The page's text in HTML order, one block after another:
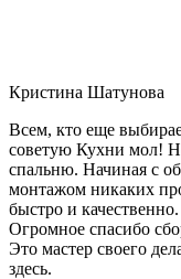
Кристина Шатунова
Всем, кто еще
советую Кухни мол!
спальню. Начиная с
монтажом никаких
быстро и
Огромное спасибо
Это мастер своего
здесь.